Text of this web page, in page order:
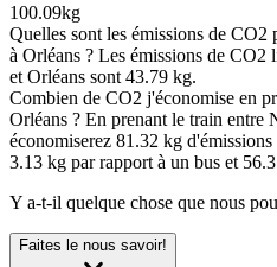
100.09kg
Quelles sont les émissions de
à Orléans ? Les émissions de CO2
et Orléans sont 43.79 kg.
Combien de CO2 j'économise en
Orléans ? En prenant le train entre
économiserez 81.32 kg
3.13 kg par rapport à un bus et
Y a-t-il quelque chose que nous
Faites le nous savoir!